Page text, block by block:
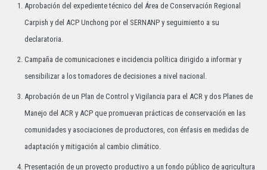
Aprobación del expediente técnico del Área de Conservación Regional
Carpish y del ACP Unchong por el SERNANP y seguimiento a su
declaratoria.
Campaña de comunicaciones e incidencia política dirigido a informar y
sensibilizar a los tomadores de decisiones a nivel nacional.
Aprobación de un Plan de Control y Vigilancia para el ACR y dos Planes de
Manejo del ACR y ACP que promuevan prácticas de conservación en las
comunidades y asociaciones de productores, con énfasis en medidas de
adaptación y mitigación al cambio climático.
Presentación de un proyecto productivo a un fondo público de agricultura